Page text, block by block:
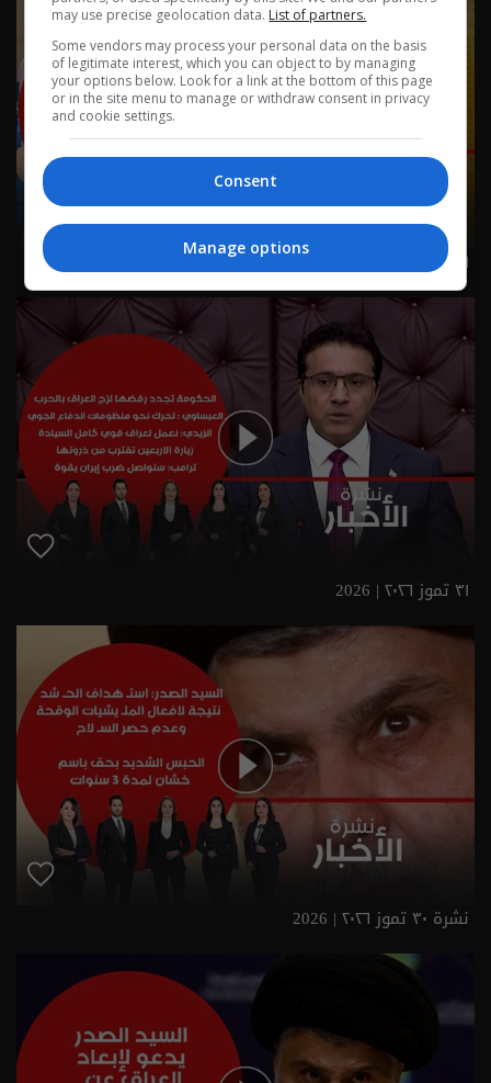
١ آب ٢٠٢٦ | 2026
٣١ تموز ٢٠٢٦ | 2026
نشرة ٣٠ تموز ٢٠٢٦ | 2026
may use precise geolocation data. List of partners.
Some vendors may process your personal data on the basis
of legitimate interest, which you can object to by managing
your options below. Look for a link at the bottom of this page
or in the site menu to manage or withdraw consent in privacy
and cookie settings.
Consent
Manage options